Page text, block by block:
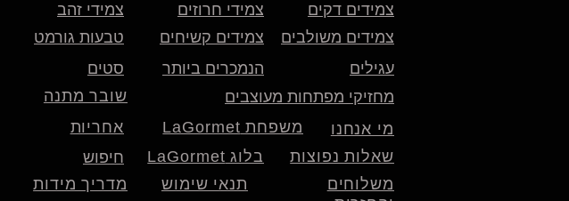
צמידי זהב
טבעות גורמט
סטים
שובר מתנה
אחריות
חיפוש
מדריך מידות
צמידי חרוזים
צמידים קשיחים
הנמכרים ביותר
צמידים דקים
צמידים משולבים
עגילים
מחזיקי מפתחות מעוצבים
משפחת LaGormet
מי אנחנו
בלוג LaGormet
תנאי שימוש
שאלות נפוצות
משלוחים